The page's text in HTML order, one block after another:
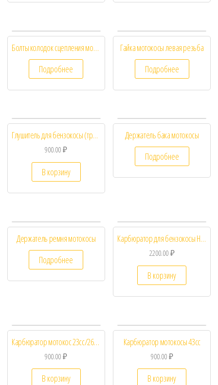
Болты колодок сцепления мотокосы
Подробнее
Гайка мотокосы левая резьба
Подробнее
Глушитель для бензокосы (триммера) HUSQVARNA 128R
900.00₽
В корзину
Держатель бака мотокосы
Подробнее
Держатель ремня мотокосы
Подробнее
Карбюратор для бензокосы HUSQVARNA 125/128R
2200.00₽
В корзину
Карбюратор мотокос 23сс/26сс/33сс
900.00₽
В корзину
Карбюратор мотокосы 43сс
900.00₽
В корзину